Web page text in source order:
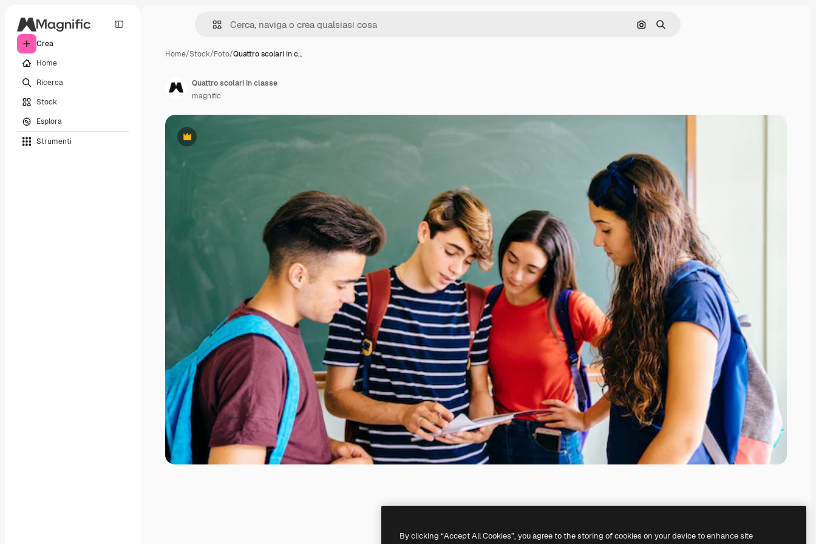
Crea
Home
Ricerca
Stock
Esplora
Strumenti
Cerca per immagine
Ricerca
Home/Stock/Foto/Quattro scolari in c…
Premium
Quattro scolari in classe
magnific
By clicking “Accept All Cookies”, you agree to the storing of cookies on your device to enhance site